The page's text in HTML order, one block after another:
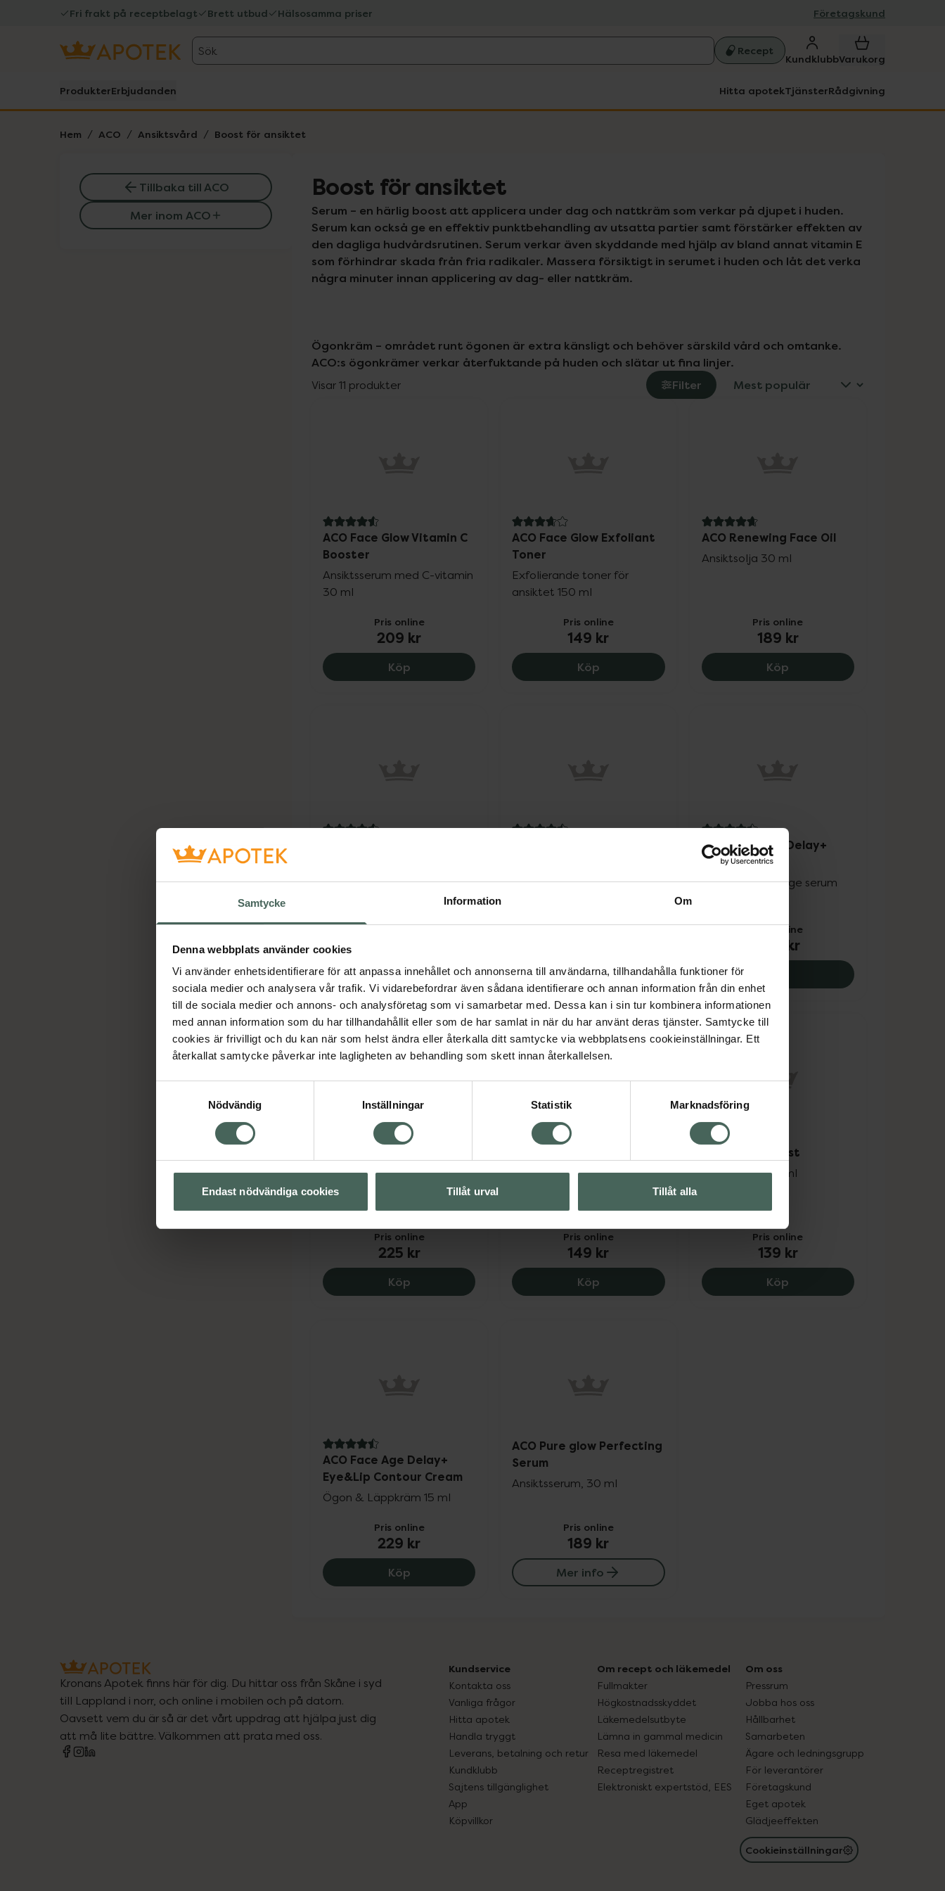
Samtycke Information Om
Denna webbplats använder cookies
Vi använder enhetsidentifierare för att anpassa innehållet och annonserna till användarna, tillhandahålla funktioner för
sociala medier och analysera vår trafik. Vi vidarebefordrar även sådana identifierare och annan information från din enhet
till de sociala medier och annons- och analysföretag som vi samarbetar med. Dessa kan i sin tur kombinera informationen
med annan information som du har tillhandahållit eller som de har samlat in när du har använt deras tjänster. Samtycke till
cookies är frivilligt och du kan när som helst ändra eller återkalla ditt samtycke via webbplatsens cookieinställningar. Ett
återkallat samtycke påverkar inte lagligheten av behandling som skett innan återkallelsen.
Nödvändig
Inställningar Statistik Marknadsföring
Endast nödvändiga cookies Tillåt urval Tillåt alla
Fri frakt på receptbelagt Brett utbud Hälsosamma priser Företagskund
Sök Recept
KundklubbVarukorg
ProdukterErbjudanden Hitta apotekTjänsterRådgivning
Hem ACO Ansiktsvård Boost för ansiktet
Tillbaka till ACO
Mer inom ACO
Boost för ansiktet
Serum – en härlig boost att applicera under dag och nattkräm som verkar på djupet i huden.
Serum kan också ge en effektiv punktbehandling av utsatta partier samt förstärker effekten av
den dagliga hudvårdsrutinen. Serum verkar även skyddande med hjälp av bland annat vitamin E
som förhindrar skada från fria radikaler. Massera försiktigt in serumet i huden och låt det verka
Ögonkräm – området runt ögonen är extra känsligt och behöver särskild vård och omtanke.
ACO:s ögonkrämer verkar återfuktande på huden och slätar ut fina linjer.
Visar 11 produkter Filter
4.6 av 5 i omdöme
ACO Face Glow Vitamin C
Booster
Ansiktsserum med C-vitamin
30 ml
Pris online
209 kr
KöpACO Face Glow Vitamin C Booster, 209 kr.
3.8 av 5 i omdöme
ACO Face Glow Exfoliant
Toner
Exfolierande toner för
ansiktet 150 ml
Pris online
149 kr
KöpACO Face Glow Exfoliant Toner, 149 kr.
4.7 av 5 i omdöme
ACO Renewing Face Oil
Ansiktsolja 30 ml
Pris online
189 kr
Köp ACO Renewing Face Oil,
Ansiktsserum, 30 ml
Pris online
KöpACO Face Hydrating Vitamin B Booster, 209 kr.
Pris online
KöpACO Face Bright Booster, 215 kr.
4.4 av 5 i omdöme
ACO Face Age Delay+
Serum
Vårdande anti-age serum
Pris online
289 kr
ACO Face Age Delay+
4.2 av 5 i omdöme
Anti-age serum 30 ml
Pris online
225 kr
KöpACO Age Delay Serum, 225 kr.
4.9 av 5 i omdöme
Toner
ansiktet 150 ml
Pris online
149 kr
KöpACO Face Purify Exfoliant Toner, 149 kr.
4.4 av 5 i omdöme
ACO Rescue Mist
Ansiktspray, 75 ml
Pris online
139 kr
Köp ACO Rescue Mist, 139 kr.
4.5 av 5 i omdöme
ACO Face Age Delay+
Eye&Lip Contour Cream
Ögon & Läppkräm 15 ml
Pris online
229 kr
KöpACO Face Age Delay+ Eye&Lip Contour Cream, 229 kr.
ACO Pure glow Perfecting
Serum
Ansiktsserum, 30 ml
Pris online
189 kr
Mer info
Kronans Apotek finns här för dig. Du hittar oss från Skåne i syd
till Lappland i norr, och online i mobilen och på datorn.
Oavsett vem du är så är det vårt uppdrag att hjälpa just dig
att må lite bättre. Välkommen att prata med oss.
Kundservice
Kontakta oss
Vanliga frågor
Hitta apotek
Handla tryggt
Leverans, betalning och retur
Kundklubb
Sajtens tillgänglighet
App
Köpvillkor
Om recept och läkemedel
Fullmakter
Högkostnadsskyddet
Läkemedelsutbyte
Lämna in gammal medicin
Resa med läkemedel
Receptregistret
Elektroniskt expertstöd, EES
Om oss
Pressrum
Jobba hos oss
Hållbarhet
Samarbeten
Ägare och ledningsgrupp
För leverantörer
Företagskund
Eget apotek
Glädjeeffekten
Cookieinställningar